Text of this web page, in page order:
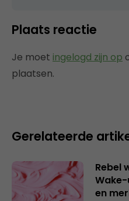
Plaats reactie
Je moet ingelogd zijn op
plaatsen.
Gerelateerde
Rebel
en